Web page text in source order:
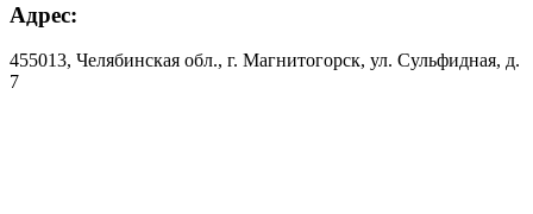
Адрес:
455013, Челябинская обл., г. Магнитогорск, ул. Сульфидная, д.
7